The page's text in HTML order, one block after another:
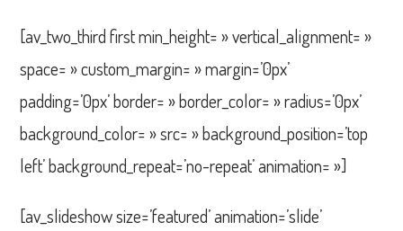
[av_two_third first min_height= » vertical_alignment= »
space= » custom_margin= » margin=’0px’
padding=’0px’ border= » border_color= » radius=’0px’
background_color= » src= » background_position=’top
left’ background_repeat=’no-repeat’ animation= »]
[av_slideshow size=’featured’ animation=’slide’